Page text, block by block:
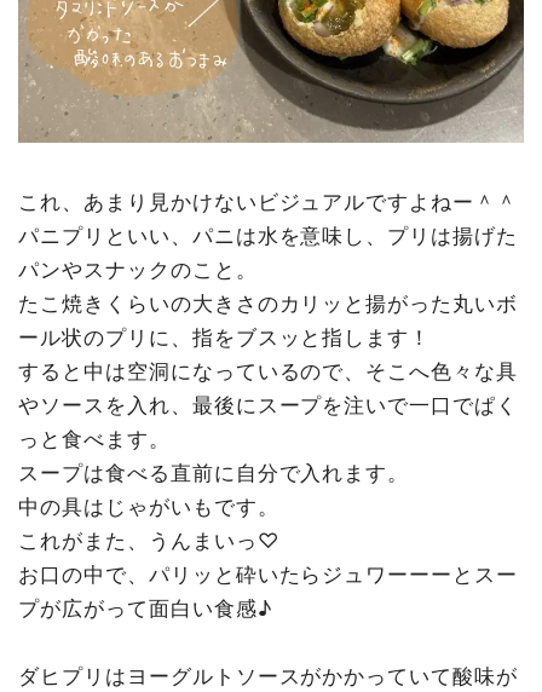
これ、あまり見かけないビジュアルですよねー＾＾
パニプリといい、パニは水を意味し、プリは揚げた
パンやスナックのこと。
たこ焼きくらいの大きさのカリッと揚がった丸いボ
ール状のプリに、指をブスッと指します！
すると中は空洞になっているので、そこへ色々な具
やソースを入れ、最後にスープを注いで一口でぱく
っと食べます。
スープは食べる直前に自分で入れます。
中の具はじゃがいもです。
これがまた、うんまいっ♡
お口の中で、パリッと砕いたらジュワーーーとスー
プが広がって面白い食感♪
ダヒプリはヨーグルトソースがかかっていて酸味が